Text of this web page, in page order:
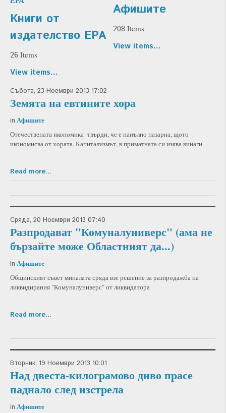
Книги от
издателство ЕРА
26 Items
View items...
Афишите
208 Items
View items...
Събота, 23 Ноември 2013 17:02
Земята на евтините хора
in Афишите
Отечествената икономика твърди, че е напълно пазарна, щото
икономисва от хората. Капитализмът, в приматната си изява винаги
Read more...
Сряда, 20 Ноември 2013 07:40
Разпродават "Комуналуниверс" (ама не
бързайте може Областният да...)
in Афишите
Общинският съвет миналата сряда взе решение за разпродажба на
ликвидирания "Комуналуниверс" от ликвидатора
Read more...
Вторник, 19 Ноември 2013 10:01
Над двеста-килограмово диво прасе
паднало след изстрела
in Афишите